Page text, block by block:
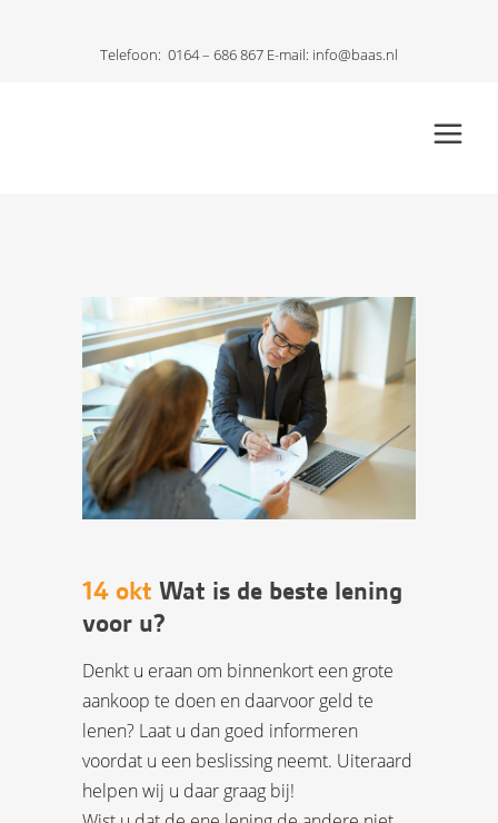
Telefoon: 0164 – 686 867 E-mail: info@baas.nl
14 okt Wat is de beste lening
voor u?
Denkt u eraan om binnenkort een grote
aankoop te doen en daarvoor geld te
lenen? Laat u dan goed informeren
voordat u een beslissing neemt. Uiteraard
helpen wij u daar graag bij!